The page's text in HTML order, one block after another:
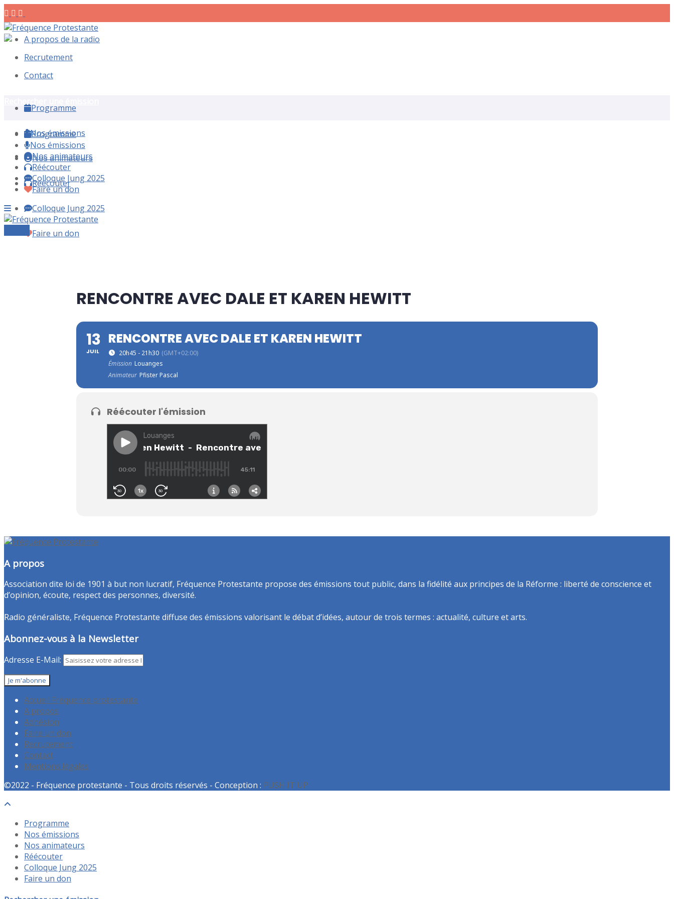
A propos de la radio
Recrutement
Contact
Rechercher une émission
Programme
Nos émissions
Nos animateurs
Réécouter
Colloque Jung 2025
Faire un don
Programme
Nos émissions
Nos animateurs
Réécouter
Colloque Jung 2025
Faire un don
RENCONTRE AVEC DALE ET KAREN HEWITT
13
JUIL
RENCONTRE AVEC DALE ET KAREN HEWITT
20h45 - 21h30 (GMT+02:00)
Émission Louanges
Animateur Pfister Pascal
Réécouter l'émission
A propos
Association dite loi de 1901 à but non lucratif, Fréquence Protestante propose des émissions tout public, dans la fidélité aux principes de la Réforme : liberté de conscience et
d’opinion, écoute, respect des personnes, diversité.
Radio généraliste, Fréquence Protestante diffuse des émissions valorisant le débat d’idées, autour de trois termes : actualité, culture et arts.
Abonnez-vous à la Newsletter
Adresse E-Mail:
Accueil Fréquence protestante
A propos
Adhésion
Faire un don
Recrutement
Contact
Mentions légales
©2022 - Fréquence protestante - Tous droits réservés - Conception : PUSH IT UP
Programme
Nos émissions
Nos animateurs
Réécouter
Colloque Jung 2025
Faire un don